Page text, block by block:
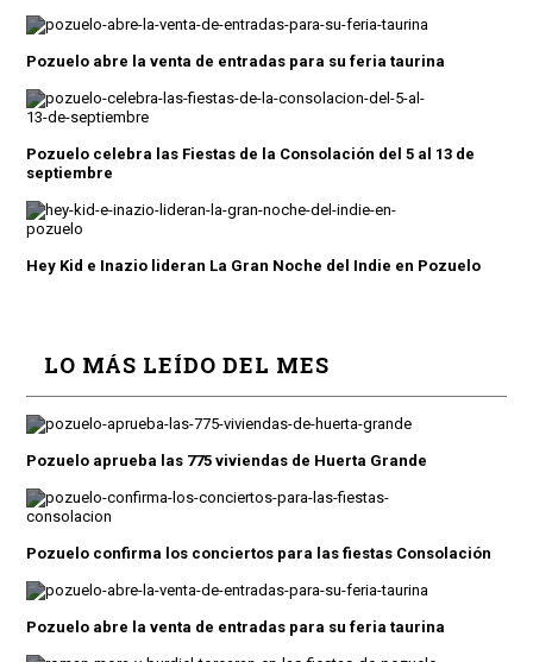
Pozuelo abre la venta de entradas para su feria taurina
Pozuelo celebra las Fiestas de la Consolación del 5 al 13 de
septiembre
Hey Kid e Inazio lideran La Gran Noche del Indie en Pozuelo
LO MÁS LEÍDO DEL MES
Pozuelo aprueba las 775 viviendas de Huerta Grande
Pozuelo confirma los conciertos para las fiestas Consolación
Pozuelo abre la venta de entradas para su feria taurina